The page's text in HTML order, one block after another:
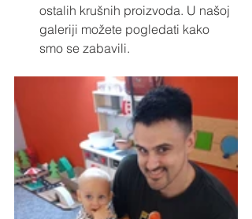
ostalih krušnih proizvoda. U našoj
galeriji možete pogledati kako
smo se zabavili.